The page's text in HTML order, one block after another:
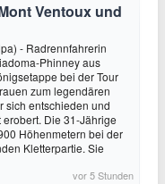
Ventoux und
- Radrennfahrerin
Phinney aus
bei der Tour
zum legendären
sich entschieden und
erobert. Die 31-Jährige
Höhenmetern bei der
Kletterpartie. Sie
vor 5 Stunden